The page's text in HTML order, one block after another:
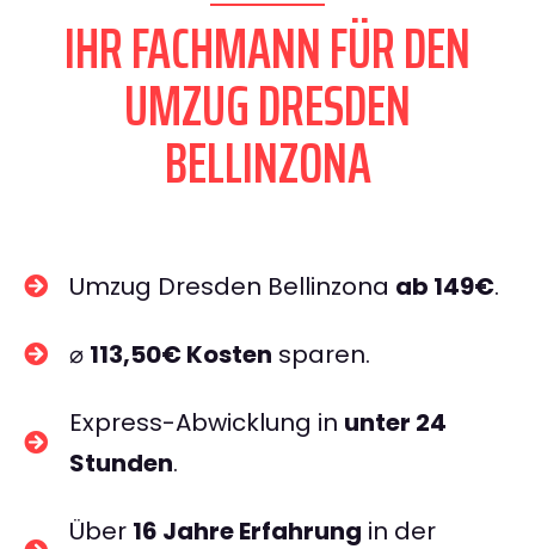
IHR FACHMANN FÜR DEN
UMZUG DRESDEN
BELLINZONA
Umzug Dresden Bellinzona ab 149€.
⌀ 113,50€ Kosten sparen.
Express-Abwicklung in unter 24
Stunden.
Über 16 Jahre Erfahrung in der